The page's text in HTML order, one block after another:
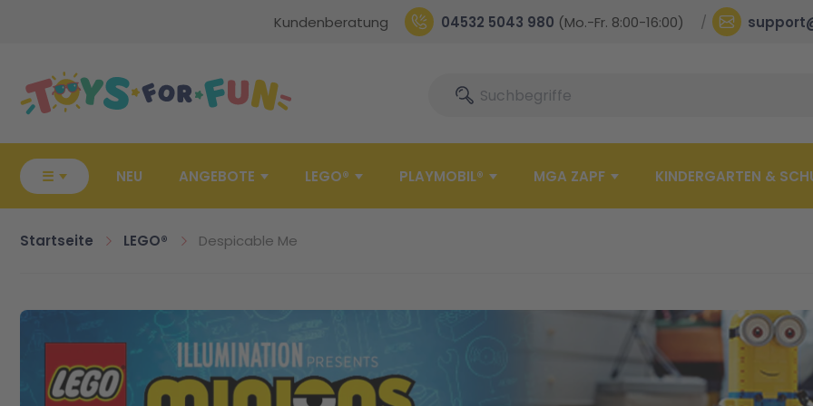
Kundenberatung 04532 5043 980 (Mo.-Fr. 8:00-16:00)
SucheSuche
☰ NEU ANGEBOTE LEGO® PLAYMOBIL® MGA ZAPF KINDERGARTEN &
Startseite LEGO® Despicable Me